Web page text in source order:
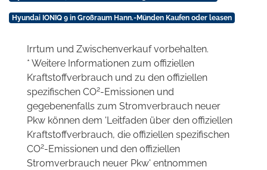
Hyundai IONIQ 9 in Großraum Hann.-Münden Kaufen oder leasen
Irrtum und Zwischenverkauf vorbehalten.
* Weitere Informationen zum offiziellen
Kraftstoffverbrauch und zu den offiziellen
spezifischen CO2-Emissionen und
gegebenenfalls zum Stromverbrauch neuer
Pkw können dem 'Leitfaden über den offiziellen
Kraftstoffverbrauch, die offiziellen spezifischen
CO2-Emissionen und den offiziellen
Stromverbrauch neuer Pkw' entnommen